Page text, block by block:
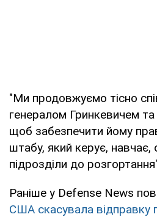
"Ми продовжуємо тісно
генералом Гринкевичем
щоб забезпечити йому
штабу, який керує, навчає,
підрозділи до
Раніше у Defense News
США скасувала відправку